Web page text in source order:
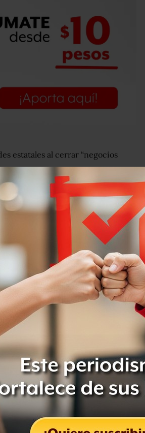
estatales al cerrar “negocios
cierran negocios
sometieron a clientes de
para poder
t.co/3qXeJnAwbg
reportajes y acusó al Grupo Salinas
“deplorable campaña de
negocios, comercios y
la industria manufacturera, han
fines de semana como lo estipula
de las pocas que se resisten al
Elektra y sucursales del